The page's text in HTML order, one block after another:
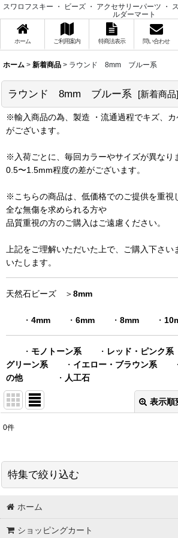
スワロフスキー ・ ビーズ ・ アクセサリーパーツ ・
ルダーマート
ホーム ご利用案内 特商法表示 問い合わせ
ホーム > 新着商品 > ラウンド 8mm ブルー系
ラウンド 8mm ブルー系 [新着商品]
※輸入商品の為、製造 ・流通過程でキズ、
がございます。
※入荷ごとに、毎回カラーやサイズが異なり
0.5〜1.5mm程度の差がございます。
※こちらの商品は、低価格でのご提供を重視
全な無傷を求められる方や
品質重視の方のご購入はご遠慮ください。
上記をご理解いただいた上で、ご購入下さ
いたします。
天然石ビーズ ＞8mm
・ 4mm ・ 6mm ・ 8mm ・
・ モノトーン系 ・ レッド・ピンク系
グリーン系 ・ イエロー・ブラウン系
の他・ 人工石
表示順
在庫あり
並び順:
0件
特集で絞り込む
スワロフスキー＃5328 グロス販売
秋特集
ホーム
ショッピングカート